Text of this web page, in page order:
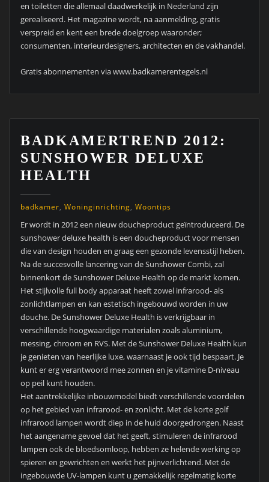
en toiletten die allemaal daadwerkelijk in Nederland zijn
gerealiseerd. Het magazine wordt, na aanmelding, gratis
verspreid en kent een brede doelgroep waaronder;
consumenten, interieurdesigners, architecten en de vakhandel.
Gratis abonnementen via www.badkamerentegels.nl
BADKAMERTREND 2012:
SUNSHOWER DELUXE
HEALTH
badkamer, Woninginrichting, Woontips
Er wordt in 2012 een nieuw doucheproduct geïntroduceerd.De
sunshower deluxe health is een doucheproduct voor mensen
die van design houden en graag een gezonde levensstijl heben.
Na de succesvolle lancering van de Sunshower Combi, zal
binnenkort de Sunshower Deluxe Health op de markt komen.
Het stijlvolle full body apparaat heeft zowel infrarood- als
zonlichtlampen en kan estetisch ingebouwd worden in uw
douche. De Sunshower Deluxe Health is verkrijgbaar in
verschillende hoogwaardige materialen zoals aluminium,
messing, chroom en RVS. Met de Sunshower Deluxe Health kun
je genieten van heerlijke luxe, waarnaast je ook tijd bespaart. Je
kunt er erg verantwoord mee zonnen en je vitamine D-niveau
op peil kunt houden.
Het aantrekkelijke inbouwmodel biedt verschillende voordelen
op het gebied van infrarood- en zonlicht. Met de korte golf
infrarood lampen wordt diep in de huid doorgedrongen. Naast
het aangename gevoel dat het geeft, stimuleren de infrarood
lampen ook de bloedsomloop, hebben ze helende werking op
spieren en gewrichten en werkt het pijnverlichtend. Met de
ingebouwde UV-lampen kunt u gemakkelijk regelmatig korte